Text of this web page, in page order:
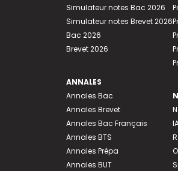
Simulateur notes Bac 2026
Simulateur notes Brevet 2026
Bac 2026
Brevet 2026
ANNALES
Annales Bac
Annales Brevet
Annales Bac Français
Annales BTS
Annales Prépa
Annales BUT